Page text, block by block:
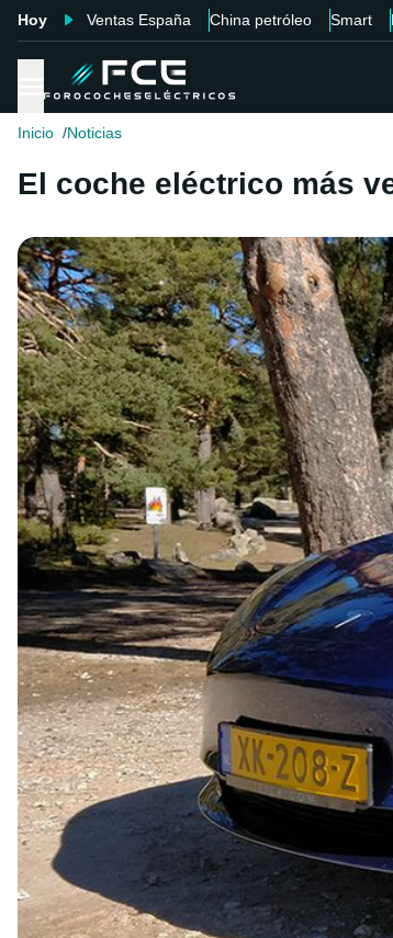
Hoy Ventas España China petróleo Smart
Inicio Noticias
El coche eléctrico más